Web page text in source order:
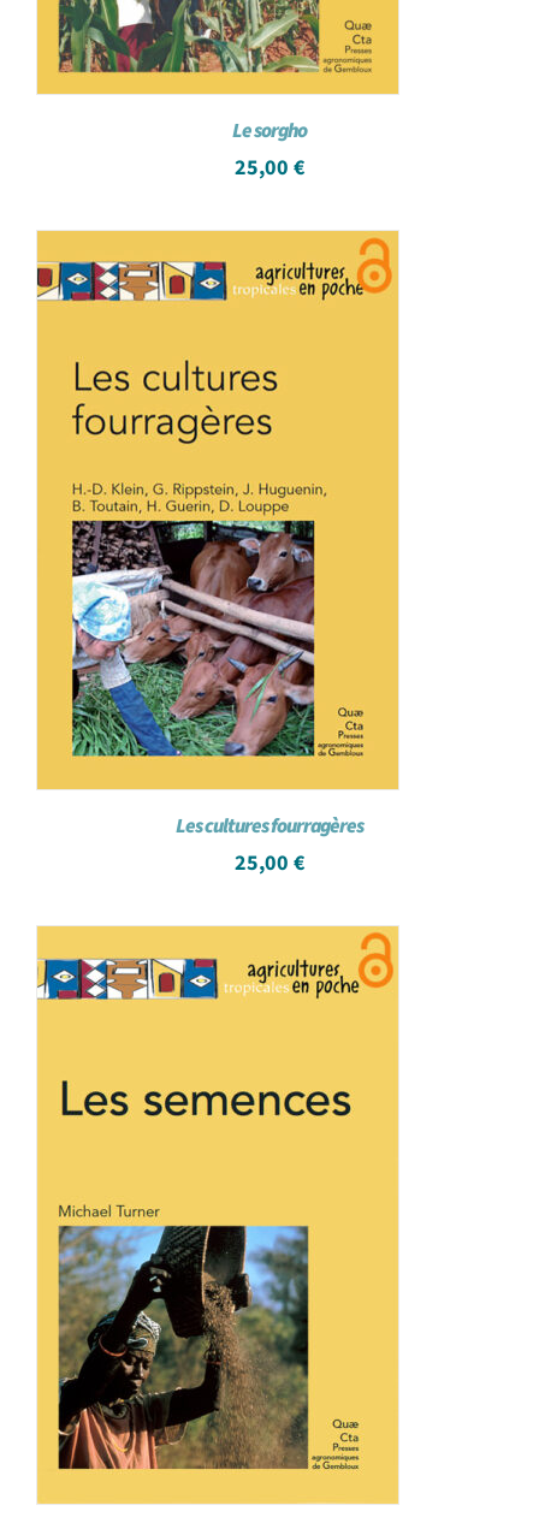
Le sorgho
25,00 €
Les cultures fourragères
25,00 €